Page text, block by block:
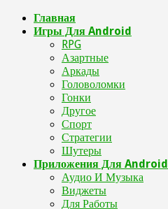
Главная
Игры Для Android
RPG
Азартные
Аркады
Головоломки
Гонки
Другое
Спорт
Стратегии
Шутеры
Приложения Для Android
Аудио И Музыка
Виджеты
Для Работы